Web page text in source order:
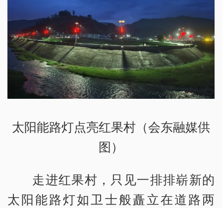
太阳能路灯点亮红果村（会东融媒供
图）
走进红果村，只见一排排崭新的
太阳能路灯如卫士般矗立在道路两